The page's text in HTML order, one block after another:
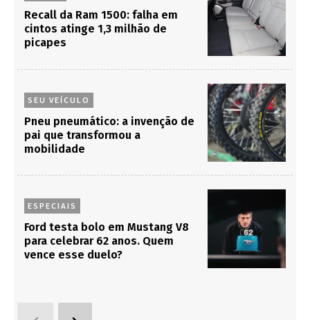
Recall da Ram 1500: falha em
cintos atinge 1,3 milhão de
picapes
SEU VEÍCULO
Pneu pneumático: a invenção de
pai que transformou a
mobilidade
ESPECIAIS
Ford testa bolo em Mustang V8
para celebrar 62 anos. Quem
vence esse duelo?